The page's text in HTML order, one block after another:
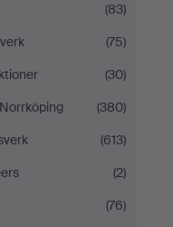
(83)
(75)
(30)
(380)
(613)
(2)
(76)